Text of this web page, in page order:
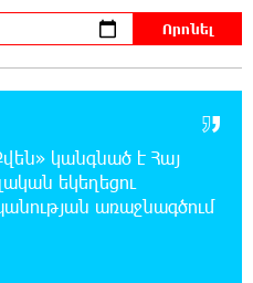
փրկարարները
են բերել արգելափակումից
կանգնած է Հայ
եկեղեցու
առաջնագծում